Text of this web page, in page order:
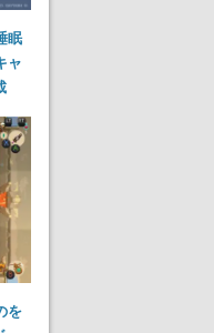
眠
ャ
を